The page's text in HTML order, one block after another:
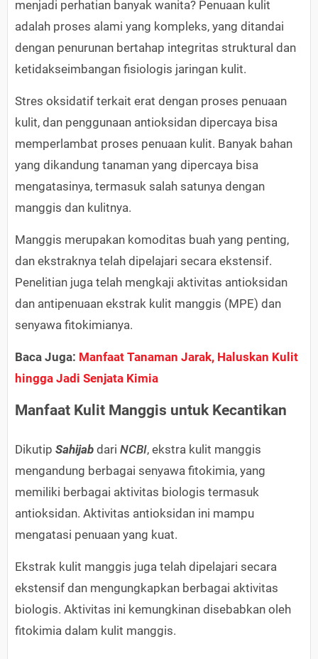
menjadi perhatian banyak wanita? Penuaan kulit
adalah proses alami yang kompleks, yang ditandai
dengan penurunan bertahap integritas struktural dan
ketidakseimbangan fisiologis jaringan kulit.
Stres oksidatif terkait erat dengan proses penuaan
kulit, dan penggunaan antioksidan dipercaya bisa
memperlambat proses penuaan kulit. Banyak bahan
yang dikandung tanaman yang dipercaya bisa
mengatasinya, termasuk salah satunya dengan
manggis dan kulitnya.
Manggis merupakan komoditas buah yang penting,
dan ekstraknya telah dipelajari secara ekstensif.
Penelitian juga telah mengkaji aktivitas antioksidan
dan antipenuaan ekstrak kulit manggis (MPE) dan
senyawa fitokimianya.
Baca Juga: Manfaat Tanaman Jarak, Haluskan Kulit
hingga Jadi Senjata Kimia
Manfaat Kulit Manggis untuk Kecantikan
Dikutip Sahijab dari NCBI, ekstra kulit manggis
mengandung berbagai senyawa fitokimia, yang
memiliki berbagai aktivitas biologis termasuk
antioksidan. Aktivitas antioksidan ini mampu
mengatasi penuaan yang kuat.
Ekstrak kulit manggis juga telah dipelajari secara
ekstensif dan mengungkapkan berbagai aktivitas
biologis. Aktivitas ini kemungkinan disebabkan oleh
fitokimia dalam kulit manggis.